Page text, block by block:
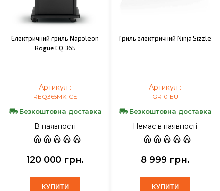
Електричний гриль Napoleon
Rogue EQ 365
Артикул :
REQ365MK-CE
Безкоштовна доставка
В наявності
120 000 грн.
КУПИТИ
КУПИТИ
Гриль електричний Ninja Sizzle
Артикул :
GR101EU
Безкоштовна доставка
Немає в наявності
8 999 грн.
КУПИТИ
КУПИТИ